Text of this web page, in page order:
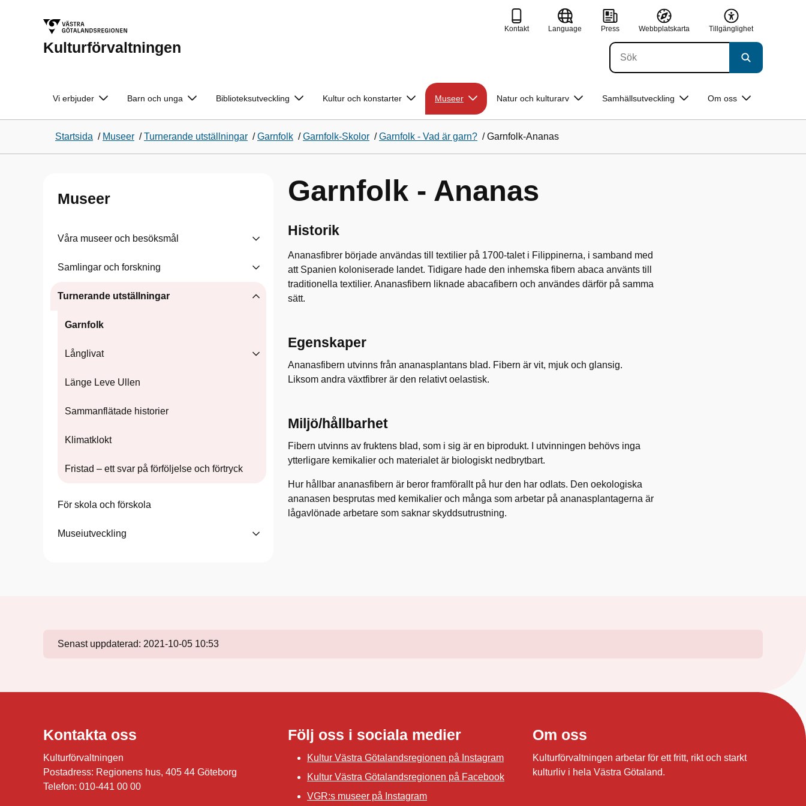
Kulturförvaltningen
Kontakt Language Press Webbplatskarta Tillgänglighet
Vi erbjuder Barn och unga Biblioteksutveckling Kultur och konstarter Museer Natur och kulturarv Samhällsutveckling Om oss
Startsida / Museer /Turnerande utställningar /Garnfolk /Garnfolk-Skolor /Garnfolk - Vad är garn? /Garnfolk-Ananas
Museer
Våra museer och besöksmål
Samlingar och forskning
Turnerande utställningar
Garnfolk
Långlivat
Länge Leve Ullen
Sammanflätade historier
Klimatklokt
Fristad – ett svar på förföljelse och förtryck
För skola och förskola
Museiutveckling
Garnfolk - Ananas
Historik
Ananasfibrer började användas till textilier på 1700-talet i Filippinerna, i samband med
att Spanien koloniserade landet. Tidigare hade den inhemska fibern abaca använts till
traditionella textilier. Ananasfibern liknade abacafibern och användes därför på samma
sätt.
Egenskaper
Ananasfibern utvinns från ananasplantans blad. Fibern är vit, mjuk och glansig.
Liksom andra växtfibrer är den relativt oelastisk.
Miljö/hållbarhet
Fibern utvinns av fruktens blad, som i sig är en biprodukt. I utvinningen behövs inga
ytterligare kemikalier och materialet är biologiskt nedbrytbart.
Hur hållbar ananasfibern är beror framförallt på hur den har odlats. Den oekologiska
ananasen besprutas med kemikalier och många som arbetar på ananasplantagerna är
lågavlönade arbetare som saknar skyddsutrustning.
Senast uppdaterad: 2021-10-05 10:53
Kontakta oss
Kulturförvaltningen
Postadress: Regionens hus, 405 44 Göteborg
Telefon: 010-441 00 00
Följ oss i sociala medier
Kultur Västra Götalandsregionen på Instagram
Kultur Västra Götalandsregionen på Facebook
VGR:s museer på Instagram
Om oss
Kulturförvaltningen arbetar för ett fritt, rikt och starkt
kulturliv i hela Västra Götaland.